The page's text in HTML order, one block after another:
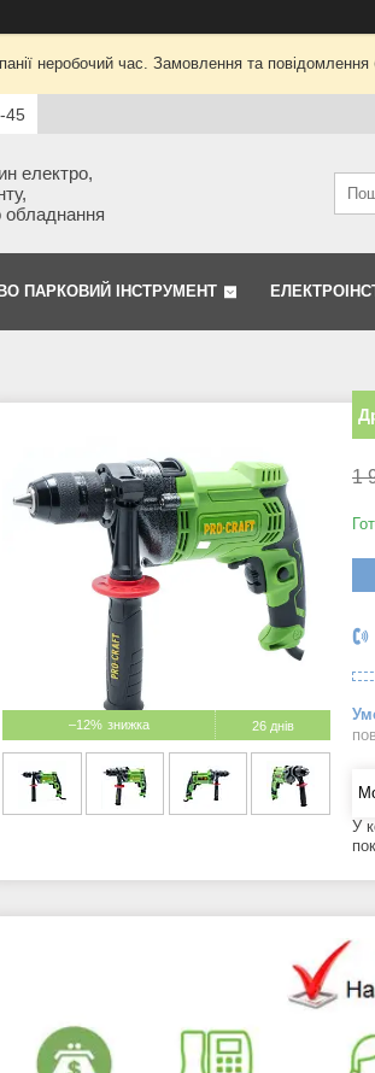
неробочий час. Замовлення та
45
електро,
обладнання
ПАРКОВИЙ ІНСТРУМЕНТ
–12% 26 днів
1
У